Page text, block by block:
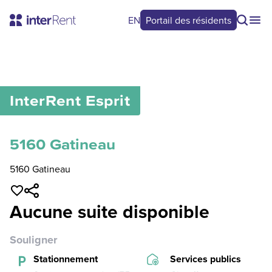
EN Portail des résidents
0/ 0
InterRent Esprit
5160 Gatineau
5160 Gatineau
Aucune suite disponible
Souligner
Stationnement Services publics